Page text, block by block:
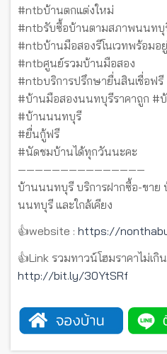
#ntbบ้านตกแต่งใหม่
#ntbรับซื้อบ้านตามสภาพนนทบุ
#ntbบ้านมือสองรีโนเวทพร้อมอยู่
#ntbศูนย์รวมบ้านมือสอง
#ntbบริการปรึกษายื่นสินเชื่อฟรี
#บ้านมือสองนนทบุรีราคาถูก #
#บ้านนนทบุรี
#ยื่นกู้ฟรี
#นัดชมบ้านได้ทุกวันนะคะ
———————————————
บ้านนนทบุรี บริการฝากซื้อ-ขาย
นนทบุรี และใกล้เคียง
👍website : https://
👍Link รวมทาวน์โฮมราคาไม่เกิ
http://bit.ly/30YtSRf